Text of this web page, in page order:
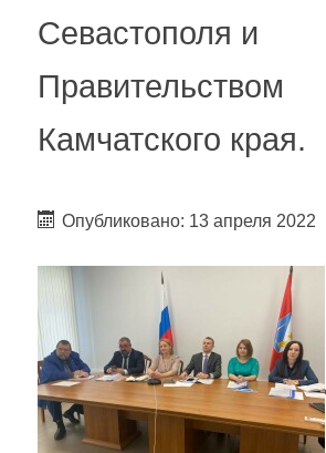
Севастополя и
Правительством
Камчатского края.
Опубликовано: 13 апреля 2022